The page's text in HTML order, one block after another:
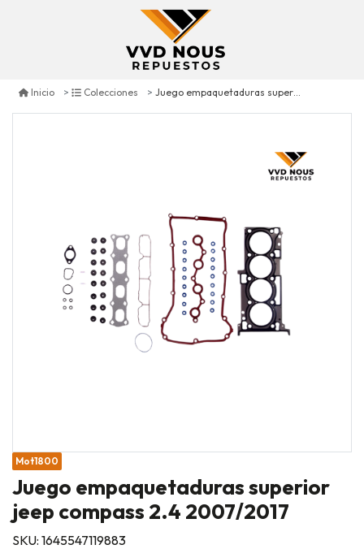
Inicio Colecciones Juego empaquetaduras superior jeep compass 2.4 2007/2017
Mot1800
Juego empaquetaduras superior
jeep compass 2.4 2007/2017
SKU: 1645547119883